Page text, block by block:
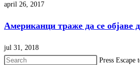
april 26, 2017
Американци траже да се
jul 31, 2018
Press Escape